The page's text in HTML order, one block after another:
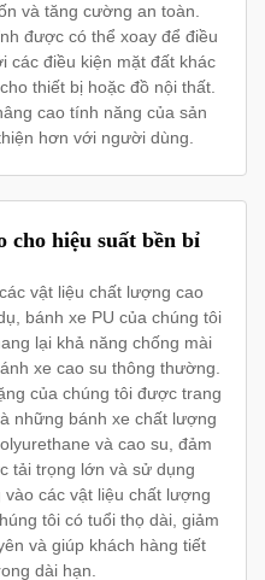
và tăng cường an toàn.
được có thể xoay để điều
các điều kiện mặt đất khác
thiết bị hoặc đồ nội thất.
cao tính năng của sản
hơn với người dùng.
cho hiệu suất bền bỉ
vật liệu chất lượng cao
bánh xe PU của chúng tôi
lại khả năng chống mài
xe cao su thông thường.
của chúng tôi được trang
những bánh xe chất lượng
và cao su, đảm
tải trọng lớn và sử dụng
các vật liệu chất lượng
tôi có tuổi thọ dài, giảm
và giúp khách hàng tiết
dài hạn.